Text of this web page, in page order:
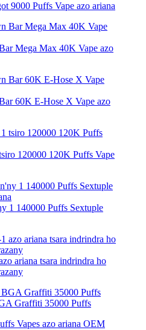
9000 Puffs Vape azo ariana
Mega Max 40K Vape azo
60K E-Hose X Vape azo
120000 120K Puffs Vape
1 140000 Puffs Sextuple
ariana tsara indrindra ho
Graffiti 35000 Puffs